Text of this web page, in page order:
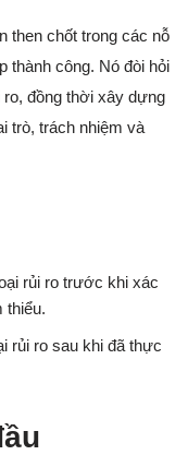
then chốt trong các nỗ
thành công. Nó đòi hỏi
đồng thời xây dựng
trò, trách nhiệm và
rủi ro trước khi xác
thiểu.
rủi ro sau khi đã thực